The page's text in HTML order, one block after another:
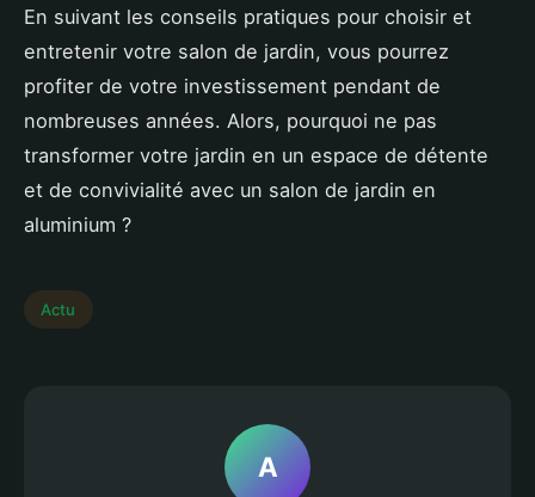
En suivant les conseils pratiques pour choisir et
entretenir votre salon de jardin, vous pourrez
profiter de votre investissement pendant de
nombreuses années. Alors, pourquoi ne pas
transformer votre jardin en un espace de détente
et de convivialité avec un salon de jardin en
aluminium ?
Actu
A